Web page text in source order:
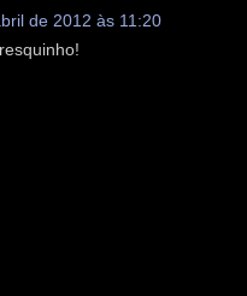
de 2012 às 11:20